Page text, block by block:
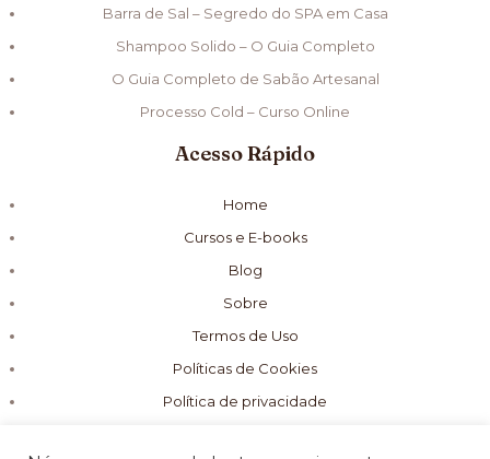
Barra de Sal – Segredo do SPA em Casa
Shampoo Solido – O Guia Completo
O Guia Completo de Sabão Artesanal
Processo Cold – Curso Online
Acesso Rápido
Home
Cursos e E-books
Blog
Sobre
Termos de Uso
Políticas de Cookies
Política de privacidade